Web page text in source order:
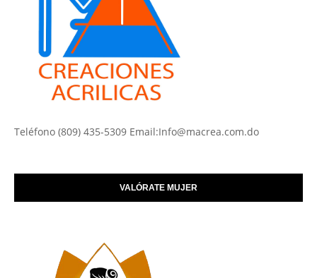
Teléfono (809) 435-5309 Email:Info@macrea.com.do
VALÓRATE MUJER